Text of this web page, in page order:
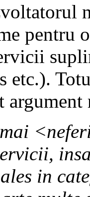
pentru
etc.).
in